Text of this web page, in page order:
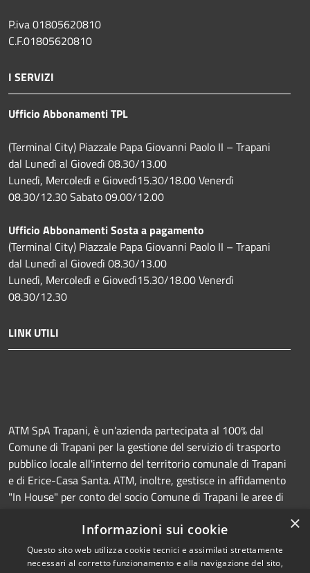
P.iva 01805620810
C.F.01805620810
I SERVIZI
Ufficio Abbonamenti TPL
(Terminal City) Piazzale Papa Giovanni Paolo II – Trapani
dal Lunedì al Giovedì 08.30/13.00
Lunedì, Mercoledì e Giovedì15.30/18.00 Venerdì
08.30/12.30 Sabato 09.00/12.00
Ufficio Abbonamenti Sosta a pagamento
(Terminal City) Piazzale Papa Giovanni Paolo II – Trapani
dal Lunedì al Giovedì 08.30/13.00
Lunedì, Mercoledì e Giovedì15.30/18.00 Venerdì
08.30/12.30
LINK UTILI
ATM SpA Trapani, è un'azienda partecipata al 100% dal
Comune di Trapani per la gestione del servizio di trasporto
pubblico locale all'interno del territorio comunale di Trapani
e di Erice-Casa Santa. ATM, inoltre, gestisce in affidamento
"In House" per conto del socio Comune di Trapani le aree di
manutenzione della segnaletica orizzontale e verticale.
×
Informazioni sui cookie
Questo sito web utilizza cookie tecnici e assimilati strettamente
necessari al corretto funzionamento e alla navigazione del sito,